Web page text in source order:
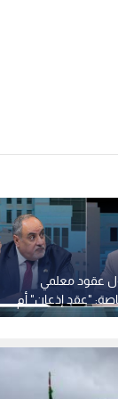
عقود معلمي
"عقد إذعان" أم
- فيديو